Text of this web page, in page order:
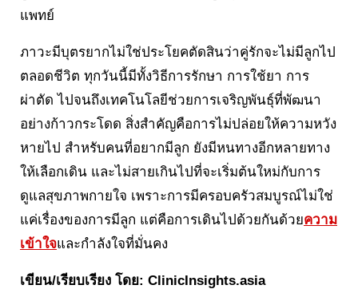
แพทย์
ภาวะมีบุตรยากไม่ใช่ประโยคตัดสินว่าคู่รักจะไม่มีลูกไป
ตลอดชีวิต ทุกวันนี้มีทั้งวิธีการรักษา การใช้ยา การ
ผ่าตัด ไปจนถึงเทคโนโลยีช่วยการเจริญพันธุ์ที่พัฒนา
อย่างก้าวกระโดด สิ่งสำคัญคือการไม่ปล่อยให้ความหวัง
หายไป สำหรับคนที่อยากมีลูก ยังมีหนทางอีกหลายทาง
ให้เลือกเดิน และไม่สายเกินไปที่จะเริ่มต้นใหม่กับการ
ดูแลสุขภาพกายใจ เพราะการมีครอบครัวสมบูรณ์ไม่ใช่
แค่เรื่องของการมีลูก แต่คือการเดินไปด้วยกันด้วยความ
เข้าใจและกำลังใจที่มั่นคง
เขียน/เรียบเรียง โดย: ClinicInsights.asia